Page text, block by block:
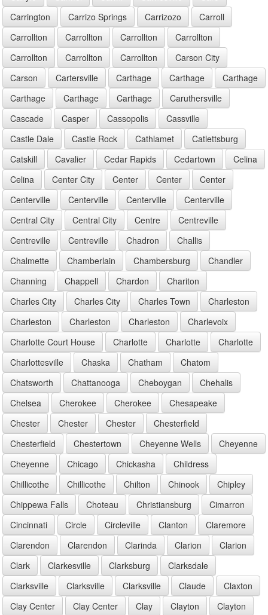
Carrington
Carrizo Springs Carrizozo
Carroll
Carrollton
Carrollton Carrollton
Carrollton
Carrollton
Carrollton Carrollton
Carson City
Carson
Cartersville Carthage Carthage
Carthage
Carthage
Carthage Carthage
Caruthersville
Cascade
Casper Cassopolis
Cassville
Castle Dale
Castle Rock Cathlamet
Catlettsburg
Catskill
Cavalier Cedar Rapids Cedartown
Celina
Celina
Center City Center Center
Center
Centerville
Centerville Centerville
Centerville
Central City
Central City Centre
Centreville
Centreville
Centreville Chadron
Challis
Chalmette
Chamberlain Chambersburg
Chandler
Channing
Chappell Chardon
Chariton
Charles City
Charles City Charles Town
Charleston
Charleston
Charleston Charleston
Charlevoix
Charlotte Court House
Charlotte Charlotte
Charlotte
Charlottesville
Chaska Chatham
Chatom
Chatsworth
Chattanooga Cheboygan
Chehalis
Chelsea
Cherokee Cherokee
Chesapeake
Chester
Chester Chester
Chesterfield
Chesterfield
Chestertown Cheyenne Wells
Cheyenne
Cheyenne
Chicago Chickasha
Childress
Chillicothe
Chillicothe Chilton Chinook
Chipley
Chippewa Falls
Choteau Christiansburg
Cimarron
Cincinnati
Circle Circleville Clanton
Claremore
Clarendon
Clarendon Clarinda Clarion
Clarion
Clark
Clarkesville Clarksburg
Clarksdale
Clarksville
Clarksville Clarksville Claude
Claxton
Clay Center
Clay Center Clay Clayton
Clayton